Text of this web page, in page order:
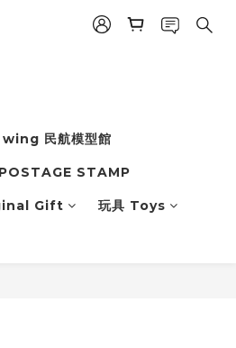
民航模型館
POSTAGE STAMP
Gift 玩具 Toys